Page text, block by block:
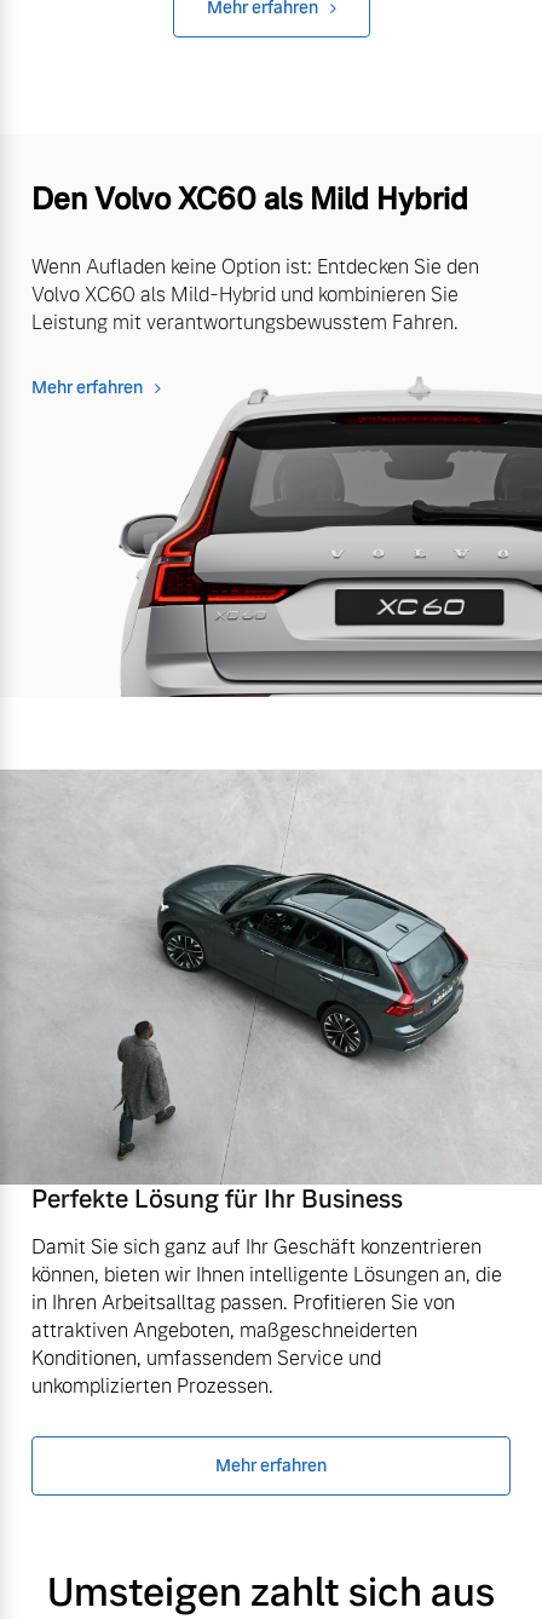
Mehr erfahren
Den Volvo XC60 als Mild Hybrid
Wenn Aufladen keine Option ist: Entdecken Sie den
Volvo XC60 als Mild-Hybrid und kombinieren Sie
Leistung mit verantwortungsbewusstem Fahren.
Mehr erfahren
Perfekte Lösung für Ihr Business
Damit Sie sich ganz auf Ihr Geschäft konzentrieren
können, bieten wir Ihnen intelligente Lösungen an, die
in Ihren Arbeitsalltag passen. Profitieren Sie von
attraktiven Angeboten, maßgeschneiderten
Konditionen, umfassendem Service und
unkomplizierten Prozessen.
Mehr erfahren
Umsteigen zahlt sich aus